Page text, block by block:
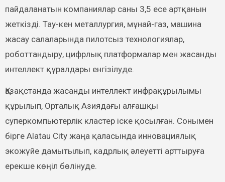
пайдаланатын компаниялар саны 3,5 есе артқанын
жеткізді. Тау-кен металлургия, мұнай-газ, машина
жасау салаларында пилотсыз технологиялар,
роботтандыру, цифрлық платформалар мен жасанды
интеллект құралдары енгізілуде.
Қазақстанда жасанды интеллект инфрақұрылымы
құрылып, Орталық Азиядағы алғашқы
суперкомпьютерлік кластер іске қосылған. Сонымен
бірге Alatau City жаңа қаласында инновациялық
экожүйе дамытылып, кадрлық әлеуетті арттыруға
ерекше көңіл бөлінуде.